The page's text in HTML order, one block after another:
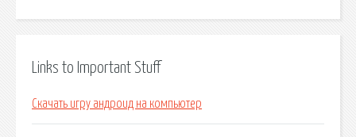
Links to Important Stuff
Скачать игру андроид на компьютер